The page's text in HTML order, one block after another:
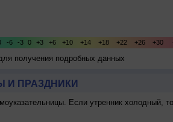
получения подробных данных
И ПРАЗДНИКИ
Если утренник холодный,